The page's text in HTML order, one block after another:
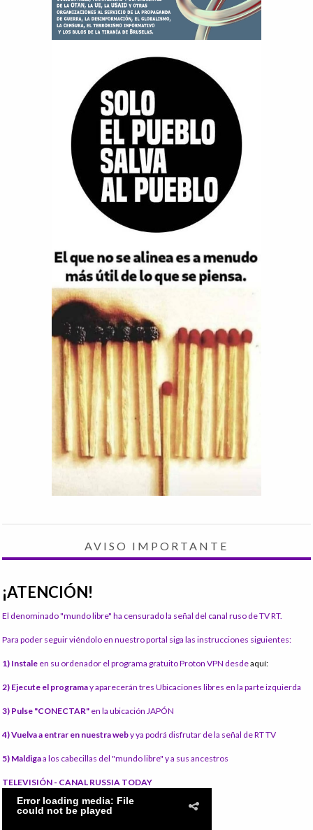
AVISO IMPORTANTE
¡ATENCIÓN!
El denominado "mundo libre" ha censurado la señal del canal ruso de TV RT.
Para poder seguir viéndolo en nuestro portal siga las instrucciones siguientes:
1) Instale en su ordenador el programa gratuito Proton VPN desdeaquí:
2) Ejecute el programay aparecerán tres Ubicaciones libres en la parte izquierda
3) Pulse "CONECTAR" en la ubicación JAPÓN
4) Vuelva a entrar en nuestra weby ya podrá disfrutar de la señal de RT TV
5) Maldigaa los cabecillas del "mundo libre" y a sus ancestros
TELEVISIÓN - CANAL RUSSIA TODAY